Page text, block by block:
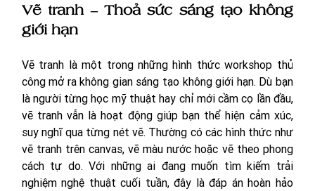
Vẽ tranh – Thoả sức sáng tạo không
giới hạn
Vẽ tranh là một trong những hình thức workshop thủ
công mở ra không gian sáng tạo không giới hạn. Dù bạn
là người từng học mỹ thuật hay chỉ mới cầm cọ lần đầu,
vẽ tranh vẫn là hoạt động giúp bạn thể hiện cảm xúc,
suy nghĩ qua từng nét vẽ. Thường có các hình thức như
vẽ tranh trên canvas, vẽ màu nước hoặc vẽ theo phong
cách tự do. Với những ai đang muốn tìm kiếm trải
nghiệm nghệ thuật cuối tuần, đây là đáp án hoàn hảo